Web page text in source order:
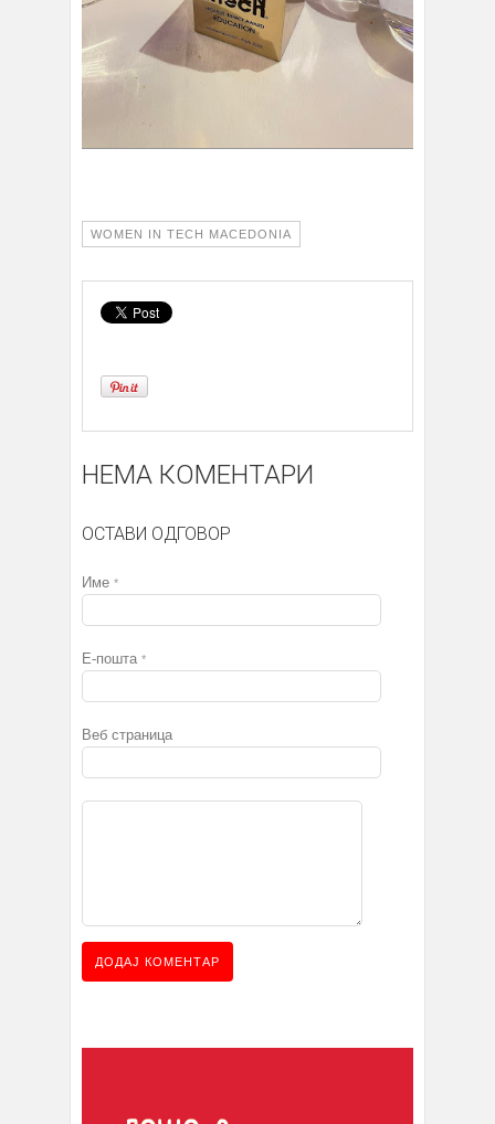
WOMEN IN TECH MACEDONIA
НЕМА КОМЕНТАРИ
ОСТАВИ ОДГОВОР
Име *
Е-пошта *
Веб страница